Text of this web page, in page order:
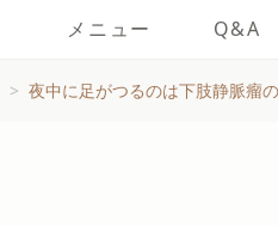
メニュー Q&A
> 夜中に足がつるのは下肢静脈瘤